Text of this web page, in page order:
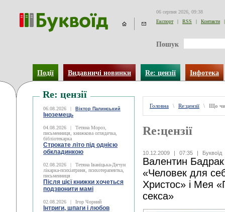
06 серпня 2026, 09:38
Експорт
| RSS | Контакти |
Пошук
Події Видавничі новинки Re: цензії Інфотека
Re: цензії
06.08.2026 | Віктор Палинський
Іноземець
04.08.2026 |
Тетяна Мороз,
письменниця, книжкова оглядачка,
бібліотекарка
Строкате літо під однією
обкладинкою
02.08.2026 |
Тетяна Іваніцька-Дячун
лікарка-психіатриня, психотерапевтка,
письменниця
Після цієї книжки хочеться
подзвонити мамі
02.08.2026 | Ігор Чорний
Інтриги, шпаги і любов
Головна \ Re:цензії \ Що
Re:цензії
10.12.2009 | 07:35 | Буквоїд
Валентин
«Человек для
Христос» і Мея
секса»